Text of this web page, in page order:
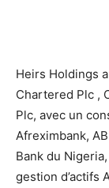
Heirs Holdings
Chartered Plc ,
Plc, avec un
Afreximbank,
Bank du
gestion d’actifs